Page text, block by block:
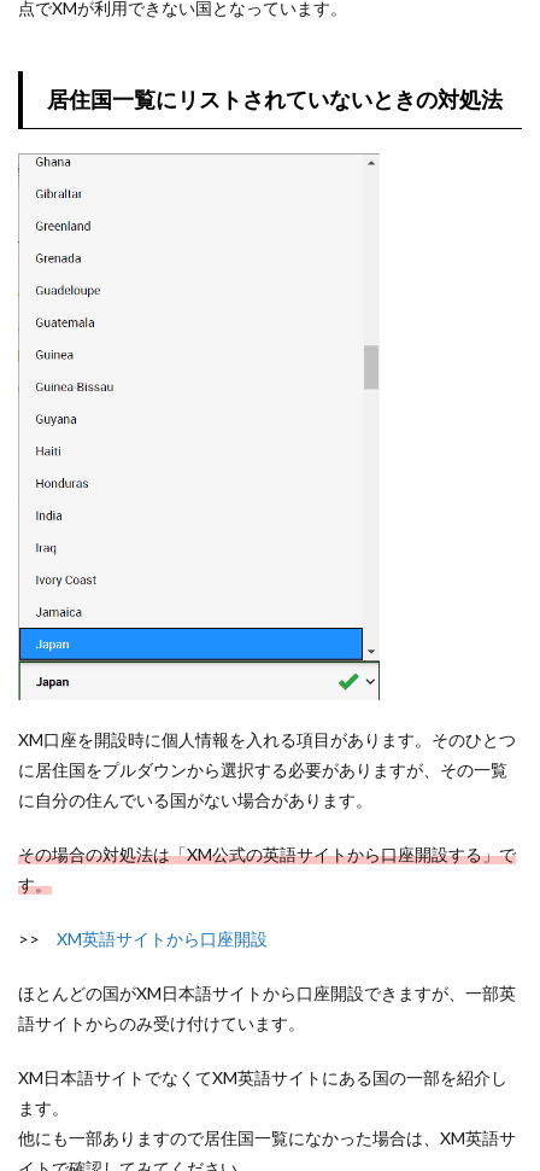
点でXMが利用できない国となっています。
居住国一覧にリストされていないときの対処法
XM口座を開設時に個人情報を入れる項目があります。そのひとつ
に居住国をプルダウンから選択する必要がありますが、その一覧
に自分の住んでいる国がない場合があります。
その場合の対処法は「XM公式の英語サイトから口座開設する」で
す。
>> XM英語サイトから口座開設
ほとんどの国がXM日本語サイトから口座開設できますが、一部英
語サイトからのみ受け付けています。
XM日本語サイトでなくてXM英語サイトにある国の一部を紹介し
ます。
他にも一部ありますので居住国一覧になかった場合は、XM英語サ